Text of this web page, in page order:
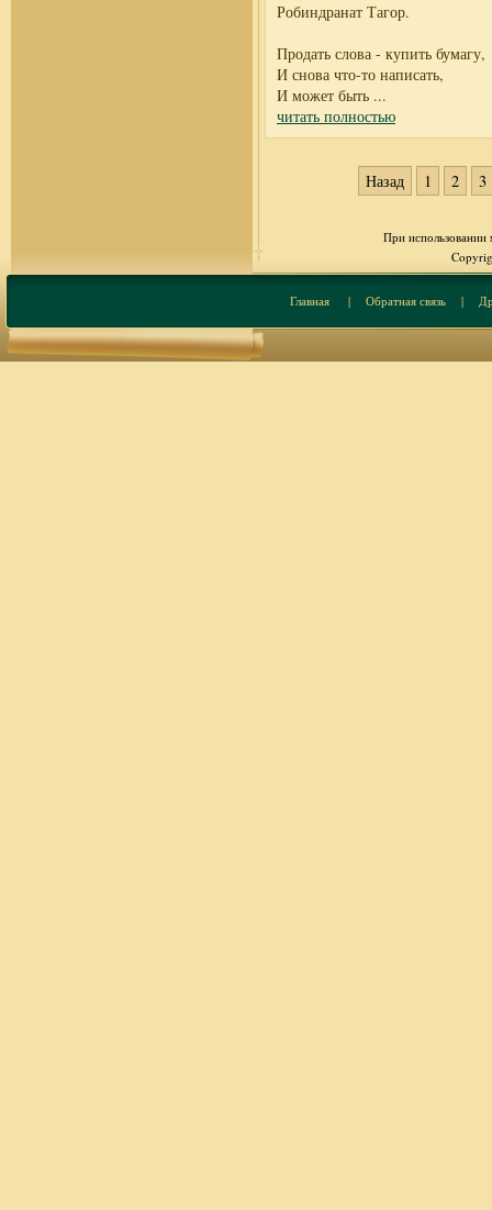
Робиндранат Тагор.
Продать слова - купить бумагу,
И снова что-то написать,
И может быть ...
читать полностью
Назад 1 2 3
При использовании
Главная| Обратная связь|